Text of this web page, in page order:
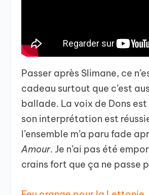
Passer après Slimane, ce
cadeau surtout que c’est
ballade. La voix de Dons
son interprétation est
l’ensemble m’a paru fade
Amour. Je n’ai pas été
crains fort que ça ne passe